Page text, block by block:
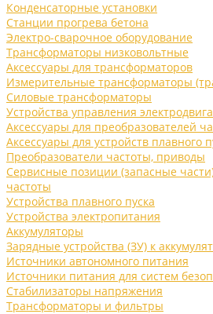
Конденсаторные установки
Станции прогрева бетона
Электро-сварочное оборудование
Трансформаторы низковольтные
Аксессуары для трансформаторов
Измерительные трансформаторы
Силовые трансформаторы
Устройства управления
Аксессуары для преобразователей
Аксессуары для устройств плавного
Преобразователи частоты, приводы
Сервисные позиции (запасные
частоты
Устройства плавного пуска
Устройства электропитания
Аккумуляторы
Зарядные устройства (ЗУ) к
Источники автономного питания
Источники питания для систем
Стабилизаторы напряжения
Трансформаторы и фильтры